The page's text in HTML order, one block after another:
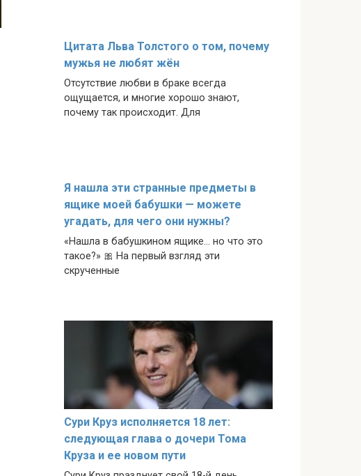
Цитата Льва Толстого о том, почему
мужья не любят жён
Отсутствие любви в браке всегда
ощущается, и многие хорошо знают,
почему так происходит. Для
Я нашла эти странные предметы в
ящике моей бабушки — можете
угадать, для чего они нужны?
«Нашла в бабушкином ящике… но что это
такое?» 🎀 На первый взгляд эти
скрученные
Сури Круз исполняется 18 лет:
следующая глава о дочери Тома
Круза и ее новом пути